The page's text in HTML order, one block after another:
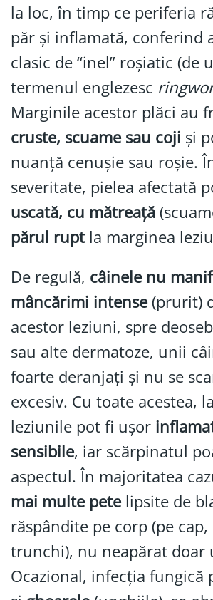
la loc, în timp ce periferia
păr și inflamată, conferind
clasic de “inel” roșiatic (de
termenul englezesc
Marginile acestor plăci au
cruste, scuame sau coji și
nuanță cenușie sau roșie.
severitate, pielea afectată
uscată, cu mătreață
părul ruptla marginea
De regulă, câinele nu
mâncărimi intense(prurit)
acestor leziuni, spre
sau alte dermatoze, unii
foarte deranjați și nu se
excesiv. Cu toate acestea,
leziunile pot fi ușor
sensibile, iar scărpinatul
aspectul. În majoritatea
mai multe petelipsite de
răspândite pe corp (pe
trunchi), nu neapărat doar
Ocazional, infecția fungică